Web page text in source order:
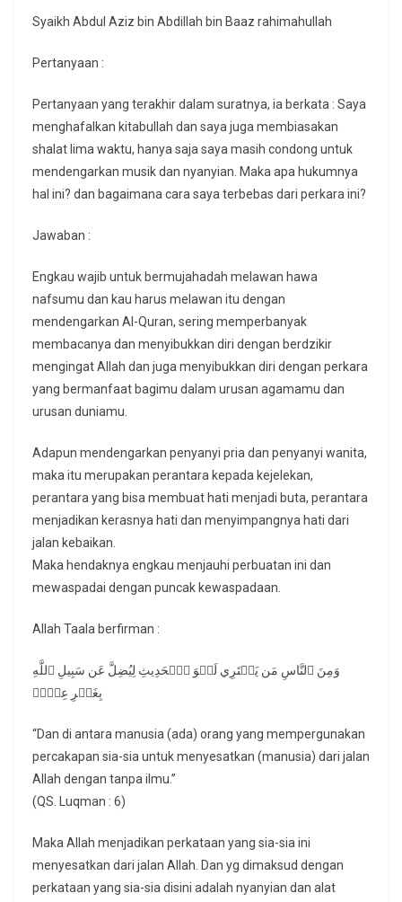
Syaikh Abdul Aziz bin Abdillah bin Baaz rahimahullah
Pertanyaan :
Pertanyaan yang terakhir dalam suratnya, ia berkata : Saya
menghafalkan kitabullah dan saya juga membiasakan
shalat lima waktu, hanya saja saya masih condong untuk
mendengarkan musik dan nyanyian. Maka apa hukumnya
hal ini? dan bagaimana cara saya terbebas dari perkara ini?
Jawaban :
Engkau wajib untuk bermujahadah melawan hawa
nafsumu dan kau harus melawan itu dengan
mendengarkan Al-Quran, sering memperbanyak
membacanya dan menyibukkan diri dengan berdzikir
mengingat Allah dan juga menyibukkan diri dengan perkara
yang bermanfaat bagimu dalam urusan agamamu dan
urusan duniamu.
Adapun mendengarkan penyanyi pria dan penyanyi wanita,
maka itu merupakan perantara kepada kejelekan,
perantara yang bisa membuat hati menjadi buta, perantara
menjadikan kerasnya hati dan menyimpangnya hati dari
jalan kebaikan.
Maka hendaknya engkau menjauhi perbuatan ini dan
mewaspadai dengan puncak kewaspadaan.
Allah Taala berfirman :
وَمِنَ ٱلنَّاسِ مَن يَشۡتَرِي لَهۡوَ ٱلۡحَدِيثِ لِيُضِلَّ عَن سَبِيلِ ٱللَّهِ
بِغَيۡرِ عِلۡمٖ
“Dan di antara manusia (ada) orang yang mempergunakan
percakapan sia-sia untuk menyesatkan (manusia) dari jalan
Allah dengan tanpa ilmu.”
(QS. Luqman : 6)
Maka Allah menjadikan perkataan yang sia-sia ini
menyesatkan dari jalan Allah. Dan yg dimaksud dengan
perkataan yang sia-sia disini adalah nyanyian dan alat